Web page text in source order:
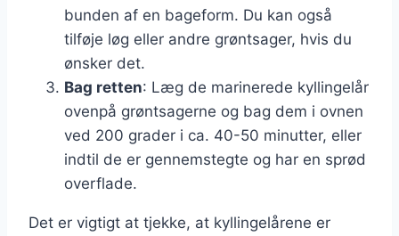
bunden af en bageform. Du kan også
tilføje løg eller andre grøntsager, hvis du
ønsker det.
Bag retten: Læg de marinerede kyllingelår
ovenpå grøntsagerne og bag dem i ovnen
ved 200 grader i ca. 40-50 minutter, eller
indtil de er gennemstegte og har en sprød
overflade.
Det er vigtigt at tjekke, at kyllingelårene er